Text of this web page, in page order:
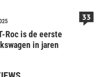
Roc is de eerste
in jaren
33